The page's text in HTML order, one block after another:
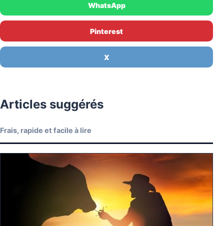
WhatsApp
Pinterest
X
Articles suggérés
Frais, rapide et facile à lire